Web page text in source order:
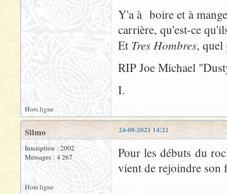
Y'a à boire et à
carrière, qu'est-ce
Et Tres Hombres,
RIP Joe Michael
I.
Hors ligne
24-08-2021 14:21
Silmo
Inscription : 2002
Messages : 4 267
Pour les débuts du
vient de rejoindre son
Hors ligne